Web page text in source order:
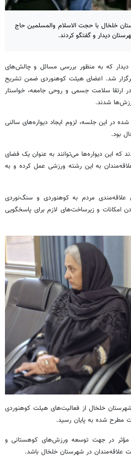
خلخال با حجت الاسلام والمسلمین حاج
دیدار و گفتگو کردند.
دیدار که به منظور بررسی مسائل و چالش‌های
شد. اعضای هیئت کوهنوردی ضمن تشریح
ارتقا سلامت جسمی و روحی جامعه، خواستار
شدند.
در این جلسه، لزوم ایجاد دیواره‌های سالنی
بود.
که این دیواره‌ها می‌توانند به عنوان یک فضای
به این رشته ورزشی عمل کرده و به
علاقه‌مندی مردم به کوهنوردی و سنگ‌نوردی
امکانات و زیرساخت‌های لازم برای پاسخگویی
شهرستان خلخال از فعالیت‌های هیئت کوهنوردی
مطرح شده به پایان رسید.
مؤثر در جهت توسعه ورزش‌های کوهستانی و
علاقه‌مندان در شهرستان خلخال باشد.